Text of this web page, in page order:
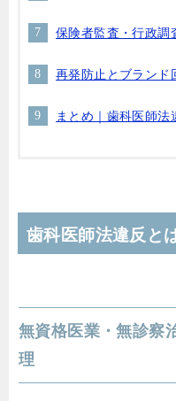
保険者監査・行政調
再発防止とブランド
まとめ｜歯科医師法
歯科医師法違反と
無資格医業・無診察
理